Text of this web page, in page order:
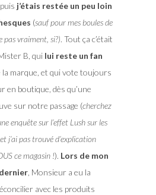
j’étais restée un peu loin
(sauf pour mes boules de
pas vraiment, si?). Tout ça c’était
B, qui lui reste un fan
la marque, et qui vote toujours
en boutique, dès qu’une
sur notre passage (cherchez
enquête sur l’effet Lush sur les
j’ai pas trouvé d’explication
ce magasin !). Lors de mon
, Monsieur a eu la
avec les produits